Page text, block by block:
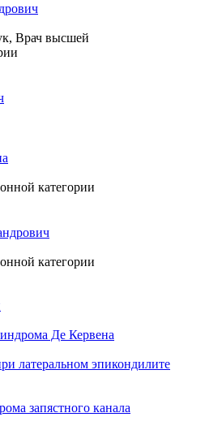
Врач высшей
категории
категории
Де Кервена
латеральном эпикондилите
запястного канала